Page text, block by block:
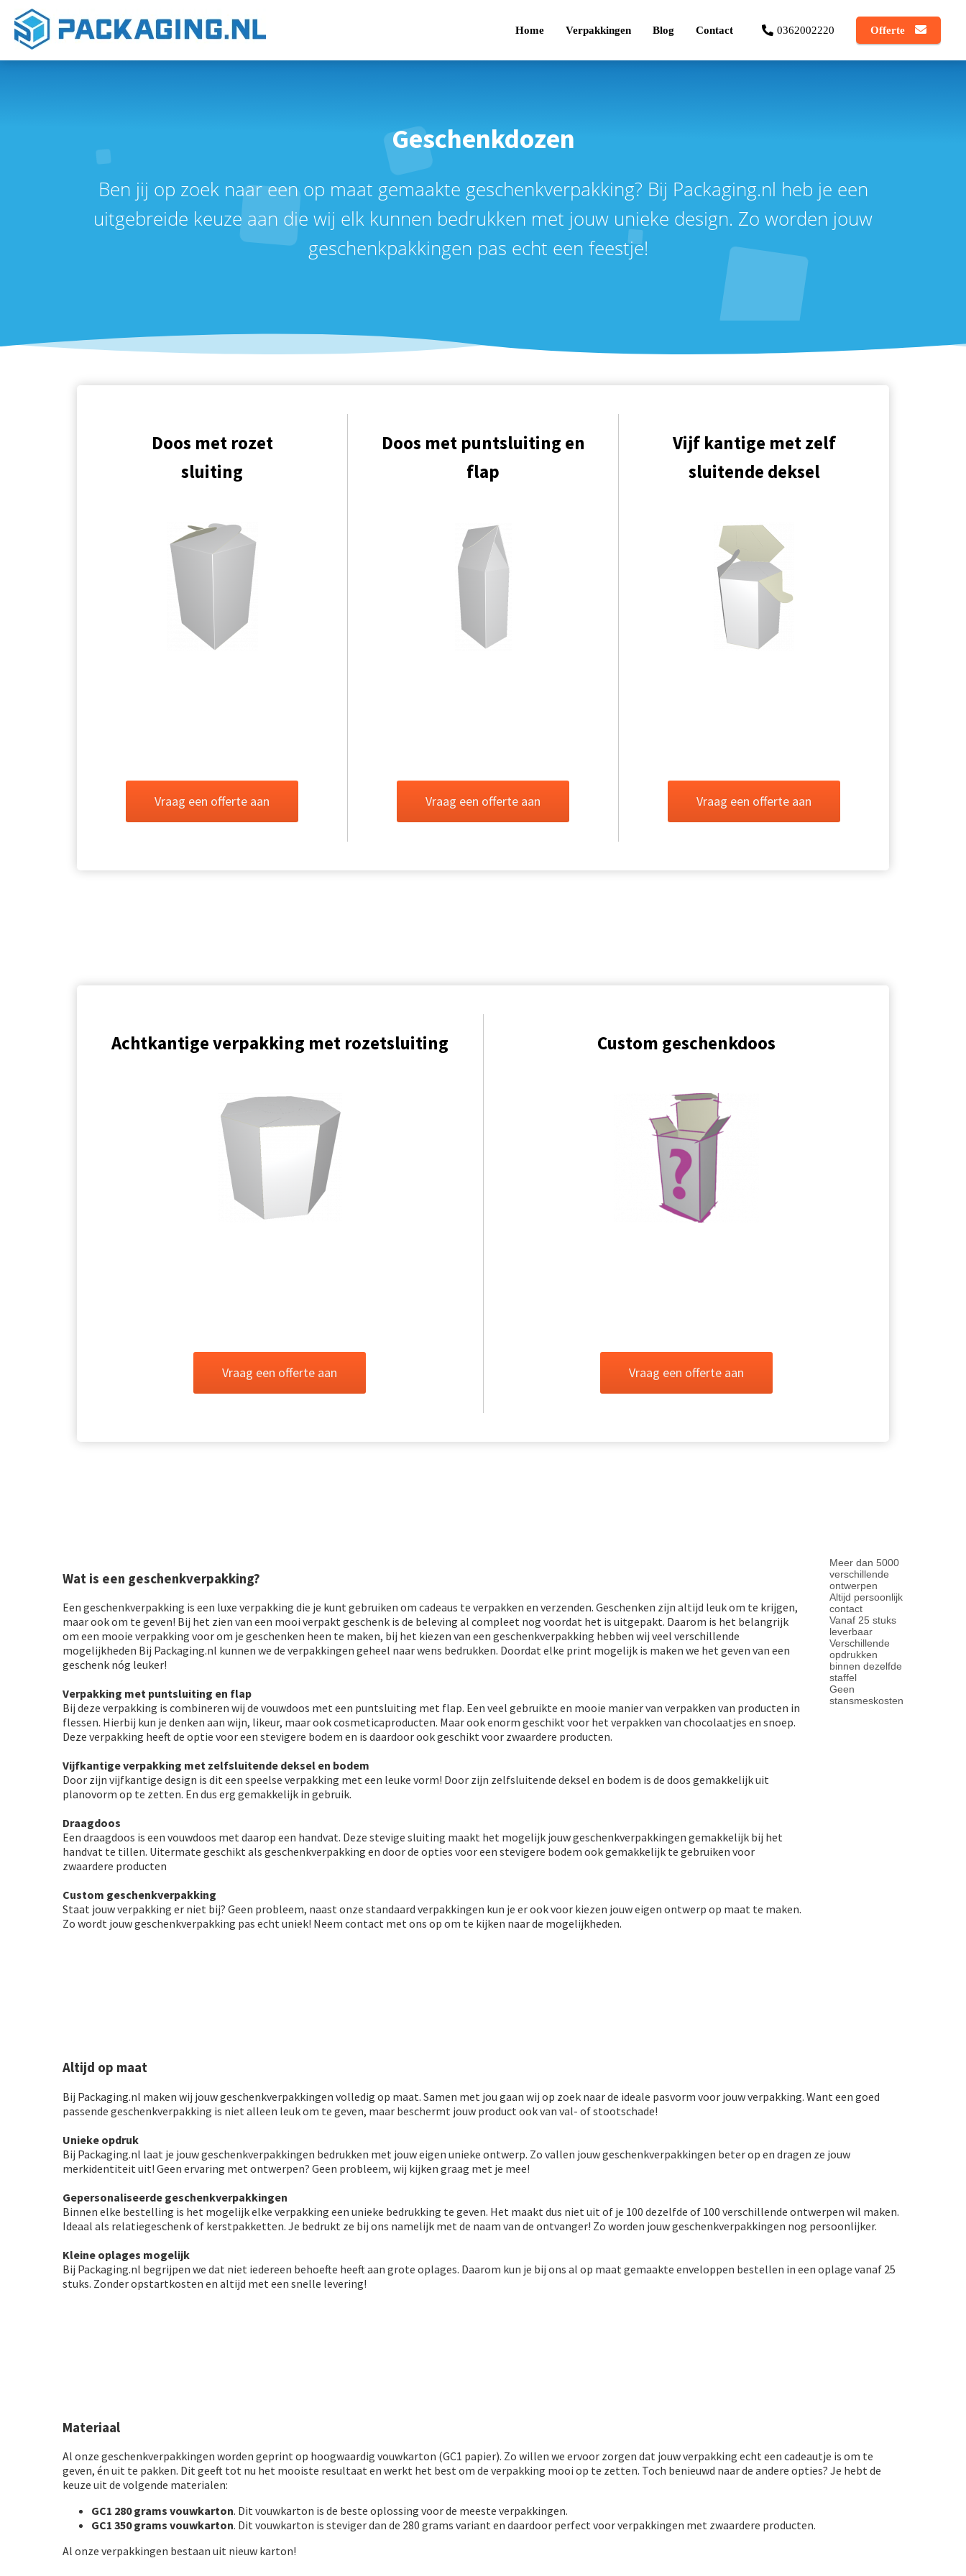
Home Verpakkingen Blog Contact 0362002220 Offerte
Geschenkdozen
Ben jij op zoek naar een op maat gemaakte geschenkverpakking? Bij Packaging.nl heb je een
uitgebreide keuze aan die wij elk kunnen bedrukken met jouw unieke design. Zo worden jouw
geschenkpakkingen pas echt een feestje!
Doos met rozet
sluiting
Vraag een offerte aan
Doos met puntsluiting en
flap
Vraag een offerte aan
Vijf kantige met zelf
sluitende deksel
Vraag een offerte aan
Achtkantige verpakking met rozetsluiting
Vraag een offerte aan
Custom geschenkdoos
Vraag een offerte aan
Wat is een geschenkverpakking?
Een geschenkverpakking is een luxe verpakking die je kunt gebruiken om cadeaus te verpakken en verzenden. Geschenken zijn altijd leuk om te krijgen,
maar ook om te geven! Bij het zien van een mooi verpakt geschenk is de beleving al compleet nog voordat het is uitgepakt. Daarom is het belangrijk
om een mooie verpakking voor om je geschenken heen te maken, bij het kiezen van een geschenkverpakking hebben wij veel verschillende
mogelijkheden Bij Packaging.nl kunnen we de verpakkingen geheel naar wens bedrukken. Doordat elke print mogelijk is maken we het geven van een
geschenk nóg leuker!
Verpakking met puntsluiting en flap
Bij deze verpakking is combineren wij de vouwdoos met een puntsluiting met flap. Een veel gebruikte en mooie manier van verpakken van producten in
flessen. Hierbij kun je denken aan wijn, likeur, maar ook cosmeticaproducten. Maar ook enorm geschikt voor het verpakken van chocolaatjes en snoep.
Deze verpakking heeft de optie voor een stevigere bodem en is daardoor ook geschikt voor zwaardere producten.
Vijfkantige verpakking met zelfsluitende deksel en bodem
Door zijn vijfkantige design is dit een speelse verpakking met een leuke vorm! Door zijn zelfsluitende deksel en bodem is de doos gemakkelijk uit
planovorm op te zetten. En dus erg gemakkelijk in gebruik.
Draagdoos
Een draagdoos is een vouwdoos met daarop een handvat. Deze stevige sluiting maakt het mogelijk jouw geschenkverpakkingen gemakkelijk bij het
handvat te tillen. Uitermate geschikt als geschenkverpakking en door de opties voor een stevigere bodem ook gemakkelijk te gebruiken voor
zwaardere producten
Custom geschenkverpakking
Staat jouw verpakking er niet bij? Geen probleem, naast onze standaard verpakkingen kun je er ook voor kiezen jouw eigen ontwerp op maat te maken.
Zo wordt jouw geschenkverpakking pas echt uniek! Neem contact met ons op om te kijken naar de mogelijkheden.
Meer dan 5000
verschillende
ontwerpen
Altijd persoonlijk
contact
Vanaf 25 stuks
leverbaar
Verschillende
opdrukken
binnen dezelfde
staffel
Geen
stansmeskosten
Altijd op maat
Bij Packaging.nl maken wij jouw geschenkverpakkingen volledig op maat. Samen met jou gaan wij op zoek naar de ideale pasvorm voor jouw verpakking. Want een goed
passende geschenkverpakking is niet alleen leuk om te geven, maar beschermt jouw product ook van val- of stootschade!
Unieke opdruk
Bij Packaging.nl laat je jouw geschenkverpakkingen bedrukken met jouw eigen unieke ontwerp. Zo vallen jouw geschenkverpakkingen beter op en dragen ze jouw
merkidentiteit uit! Geen ervaring met ontwerpen? Geen probleem, wij kijken graag met je mee!
Gepersonaliseerde geschenkverpakkingen
Binnen elke bestelling is het mogelijk elke verpakking een unieke bedrukking te geven. Het maakt dus niet uit of je 100 dezelfde of 100 verschillende ontwerpen wil maken.
Ideaal als relatiegeschenk of kerstpakketten. Je bedrukt ze bij ons namelijk met de naam van de ontvanger! Zo worden jouw geschenkverpakkingen nog persoonlijker.
Kleine oplages mogelijk
Bij Packaging.nl begrijpen we dat niet iedereen behoefte heeft aan grote oplages. Daarom kun je bij ons al op maat gemaakte enveloppen bestellen in een oplage vanaf 25
stuks. Zonder opstartkosten en altijd met een snelle levering!
Materiaal
Al onze geschenkverpakkingen worden geprint op hoogwaardig vouwkarton (GC1 papier). Zo willen we ervoor zorgen dat jouw verpakking echt een cadeautje is om te
geven, én uit te pakken. Dit geeft tot nu het mooiste resultaat en werkt het best om de verpakking mooi op te zetten. Toch benieuwd naar de andere opties? Je hebt de
keuze uit de volgende materialen:
GC1 280 grams vouwkarton. Dit vouwkarton is de beste oplossing voor de meeste verpakkingen.
GC1 350 grams vouwkarton. Dit vouwkarton is steviger dan de 280 grams variant en daardoor perfect voor verpakkingen met zwaardere producten.
Al onze verpakkingen bestaan uit nieuw karton!